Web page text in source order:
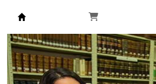
Biblioteca Universidad